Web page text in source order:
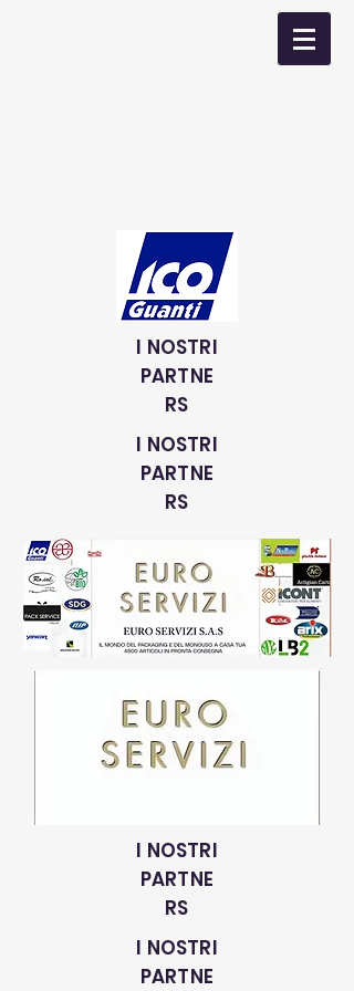
I NOSTRI
PARTNE
RS
I NOSTRI
PARTNE
RS
I NOSTRI
PARTNE
RS
I NOSTRI
PARTNE